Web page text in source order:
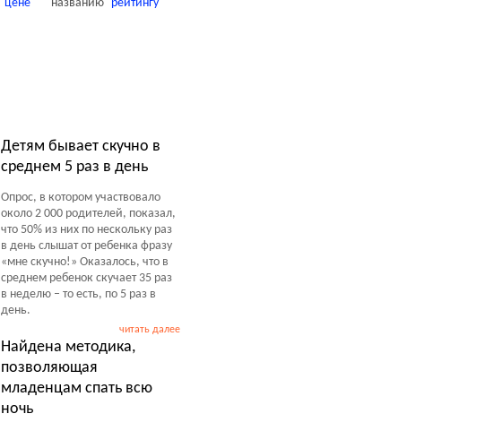
цене названию рейтингу
Детям бывает скучно в
среднем 5 раз в день
Опрос, в котором участвовало
около 2 000 родителей, показал,
что 50% из них по нескольку раз
в день слышат от ребенка фразу
«мне скучно!» Оказалось, что в
среднем ребенок скучает 35 раз
в неделю – то есть, по 5 раз в
день.
читать далее
Найдена методика,
позволяющая
младенцам спать всю
ночь